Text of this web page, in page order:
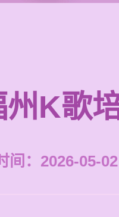
州K歌
间：2026-05-